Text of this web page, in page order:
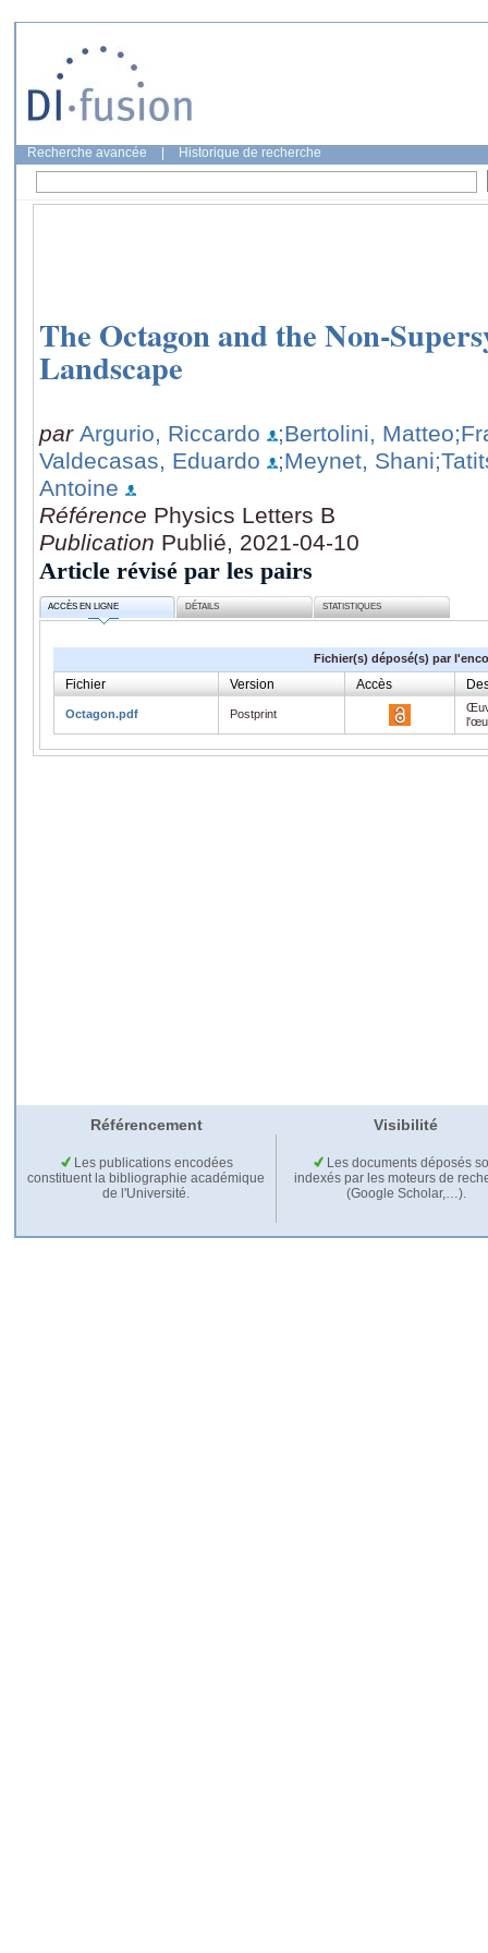
Recherche avancée Historique de recherche
The Octagon and the Non-
Landscape
par Argurio, Riccardo ;Bertolini, Matteo
Valdecasas, Eduardo
;Meynet, Shani
Antoine
Référence Physics Letters B
Publication Publié, 2021-04-10
Article révisé par les pairs
ACCÈS EN LIGNE DÉTAILS STATISTIQUES
Fichier(s) déposé(s) par
Fichier Version Accès
Octagon.pdf Postprint
Référencement Visibilité
Les publications encodées
constituent la bibliographie académique
de l'Université.
Les documents déposés
indexés par les moteurs de
(Google Scholar,…).